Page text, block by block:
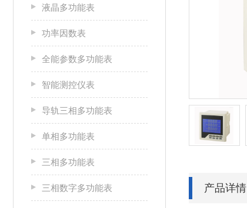
液晶多功能表
功率因数表
全能参数多功能表
智能测控仪表
导轨三相多功能表
单相多功能表
三相多功能表
三相数字多功能表 产品详情